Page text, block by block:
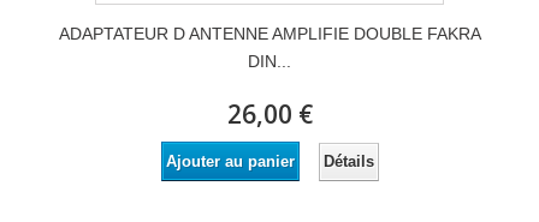
ADAPTATEUR D ANTENNE AMPLIFIE DOUBLE FAKRA
DIN...
26,00 €
Ajouter au panier Détails